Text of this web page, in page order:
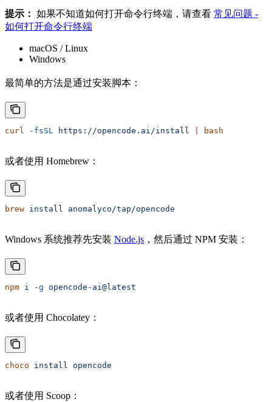
提示： 如果不知道如何打开命令行终端，请查看 常见问题 -
如何打开命令行终端
macOS / Linux
Windows
最简单的方法是通过安装脚本：
curl -fsSL https://opencode.ai/install bash
或者使用 Homebrew：
brew install anomalyco/tap/opencode
Windows 系统推荐先安装 Node.js ，然后通过 NPM 安装：
npm i -g opencode-ai@latest
或者使用 Chocolatey：
choco install opencode
或者使用 Scoop：